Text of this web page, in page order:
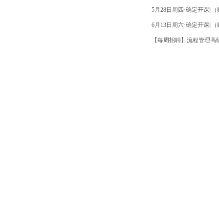
5月28日周四·确定开课||
6月13日周六·确定开课||
【每周招聘】流程管理